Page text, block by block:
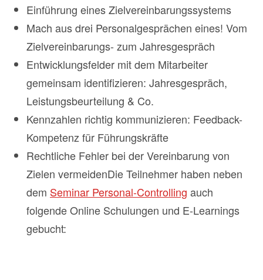
Einführung eines Zielvereinbarungssystems
Mach aus drei Personalgesprächen eines! Vom
Zielvereinbarungs- zum Jahresgespräch
Entwicklungsfelder mit dem Mitarbeiter
gemeinsam identifizieren: Jahresgespräch,
Leistungsbeurteilung & Co.
Kennzahlen richtig kommunizieren: Feedback-
Kompetenz für Führungskräfte
Rechtliche Fehler bei der Vereinbarung von
Zielen vermeidenDie Teilnehmer haben neben
dem Seminar Personal-Controlling auch
folgende Online Schulungen und E-Learnings
gebucht: